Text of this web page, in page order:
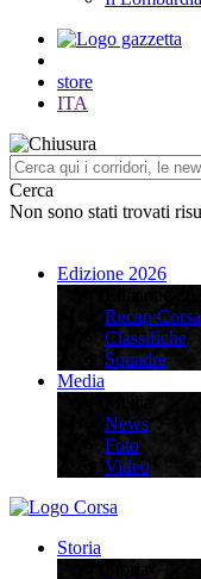
store
ITA
Cerca
Non sono stati trovati
Edizione 2026
Recap Corsa
Classifiche
Squadre
Media
News
Foto
Video
Storia